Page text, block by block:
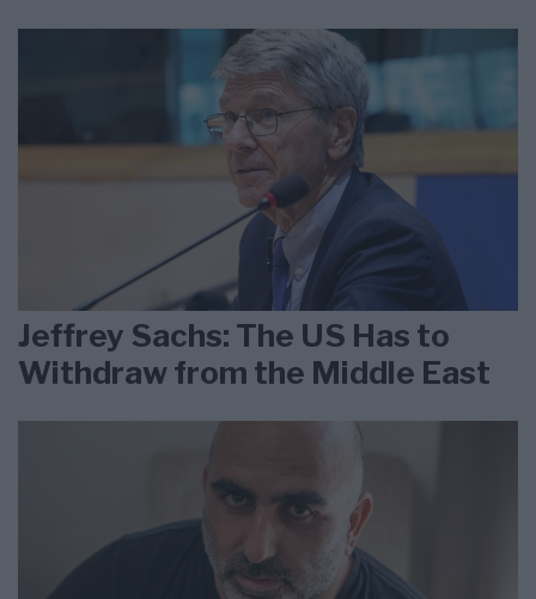
Jeffrey Sachs: The US Has to
Withdraw from the Middle East